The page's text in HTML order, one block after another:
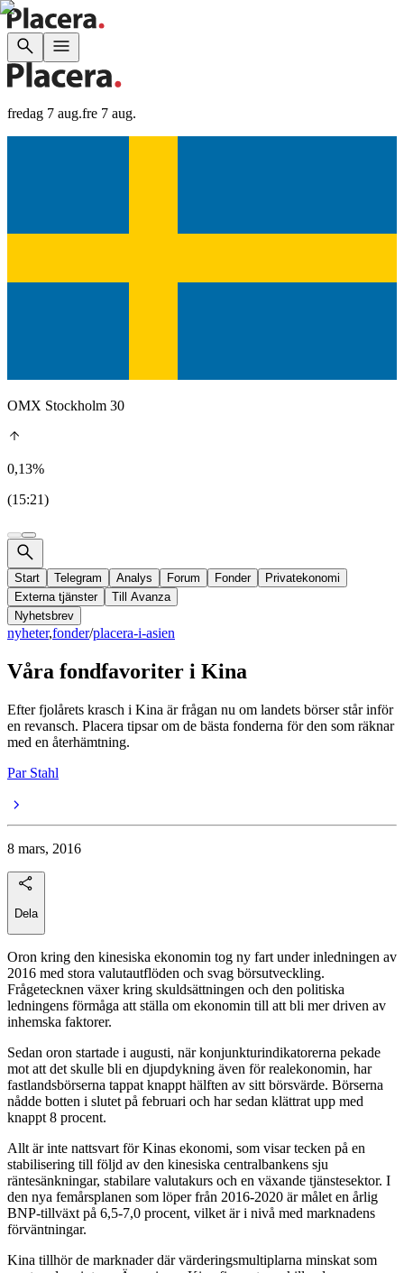
fredag 7 aug.fre 7 aug.
OMX Stockholm 30
0,13%
(15:21)
Start Telegram Analys Forum Fonder
Privatekonomi
Externa tjänster
Till Avanza
Nyhetsbrev
nyheter,fonder/placera-i-asien
Våra fondfavoriter i Kina
Efter fjolårets krasch i Kina är frågan nu om landets börser står inför
en revansch. Placera tipsar om de bästa fonderna för den som räknar
med en återhämtning.
Par Stahl
8 mars, 2016
Dela
Oron kring den kinesiska ekonomin tog ny fart under inledningen av
2016 med stora valutautflöden och svag börsutveckling.
Frågetecknen växer kring skuldsättningen och den politiska
ledningens förmåga att ställa om ekonomin till att bli mer driven av
inhemska faktorer.
Sedan oron startade i augusti, när konjunkturindikatorerna pekade
mot att det skulle bli en djupdykning även för realekonomin, har
fastlandsbörserna tappat knappt hälften av sitt börsvärde. Börserna
nådde botten i slutet på februari och har sedan klättrat upp med
knappt 8 procent.
Allt är inte nattsvart för Kinas ekonomi, som visar tecken på en
stabilisering till följd av den kinesiska centralbankens sju
räntesänkningar, stabilare valutakurs och en växande tjänstesektor. I
den nya femårsplanen som löper från 2016-2020 är målet en årlig
BNP-tillväxt på 6,5-7,0 procent, vilket är i nivå med marknadens
förväntningar.
Kina tillhör de marknader där värderingsmultiplarna minskat som